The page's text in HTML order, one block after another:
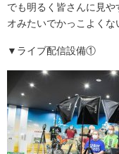
でも明るく皆さんに見
オみたいでかっこよくな
▼ライブ配信設備①